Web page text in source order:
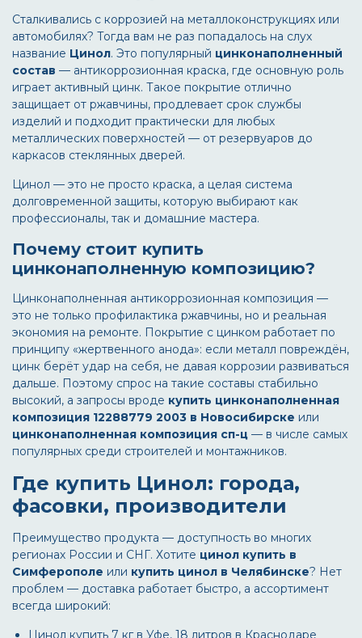
Сталкивались с коррозией на металлоконструкциях или
автомобилях? Тогда вам не раз попадалось на слух
название Цинол. Это популярный цинконаполненный
состав — антикоррозионная краска, где основную роль
играет активный цинк. Такое покрытие отлично
защищает от ржавчины, продлевает срок службы
изделий и подходит практически для любых
металлических поверхностей — от резервуаров до
каркасов стеклянных дверей.
Цинол — это не просто краска, а целая система
долговременной защиты, которую выбирают как
профессионалы, так и домашние мастера.
Почему стоит купить
цинконаполненную композицию?
Цинконаполненная антикоррозионная композиция —
это не только профилактика ржавчины, но и реальная
экономия на ремонте. Покрытие с цинком работает по
принципу «жертвенного анода»: если металл повреждён,
цинк берёт удар на себя, не давая коррозии развиваться
дальше. Поэтому спрос на такие составы стабильно
высокий, а запросы вроде купить цинконаполненная
композиция 12288779 2003 в Новосибирске или
цинконаполненная композиция сп-ц — в числе самых
популярных среди строителей и монтажников.
Где купить Цинол: города,
фасовки, производители
Преимущество продукта — доступность во многих
регионах России и СНГ. Хотите цинол купить в
Симферополе или купить цинол в Челябинске? Нет
проблем — доставка работает быстро, а ассортимент
всегда широкий:
Цинол купить 7 кг в Уфе, 18 литров в Краснодаре